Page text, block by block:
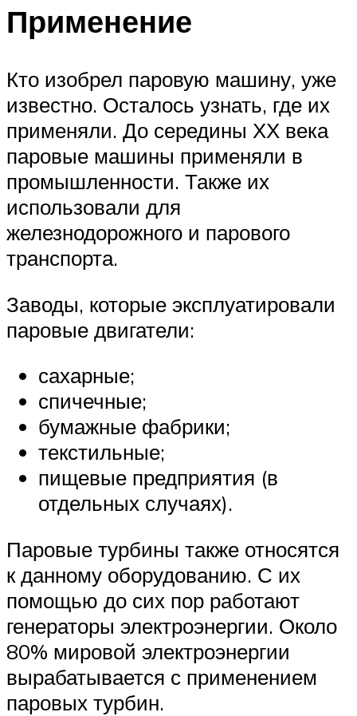
Применение
Кто изобрел паровую машину, уже
известно. Осталось узнать, где их
применяли. До середины ХХ века
паровые машины применяли в
промышленности. Также их
использовали для
железнодорожного и парового
транспорта.
Заводы, которые эксплуатировали
паровые двигатели:
сахарные;
спичечные;
бумажные фабрики;
текстильные;
пищевые предприятия (в
отдельных случаях).
Паровые турбины также относятся
к данному оборудованию. С их
помощью до сих пор работают
генераторы электроэнергии. Около
80% мировой электроэнергии
вырабатывается с применением
паровых турбин.